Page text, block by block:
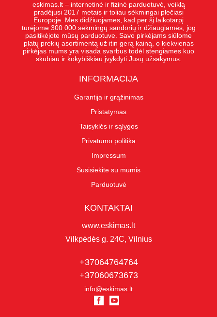
eskimas.lt – internetinė ir fizinė parduotuvė, veiklą
pradėjusi 2017 metais ir toliau sėkmingai plečiasi
Europoje. Mes didžiuojames, kad per šį laikotarpį
turėjome 300 000 sėkmingų sandorių ir džiaugiamės, jog
pasitikėjote mūsų parduotuve. Savo pirkėjams siūlome
platų prekių asortimentą už itin gerą kainą, o kiekvienas
pirkėjas mums yra visada svarbus todėl stengiames kuo
skubiau ir kokybiškiau įvykdyti Jūsų užsakymus.
INFORMACIJA
Garantija ir grąžinimas
Pristatymas
Taisyklės ir sąlygos
Privatumo politika
Impressum
Susisiekite su mumis
Parduotuvė
KONTAKTAI
www.eskimas.lt
Vilkpėdės g. 24C, Vilnius
+37064764764
+37060673673
info@eskimas.lt